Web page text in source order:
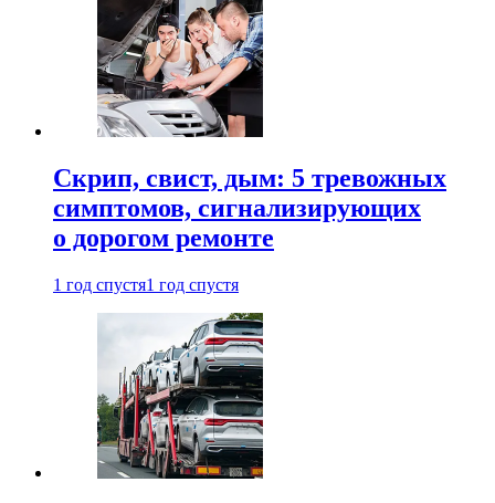
Скрип, свист, дым: 5 тревожных
симптомов, сигнализирующих
о дорогом ремонте
1 год спустя1 год спустя